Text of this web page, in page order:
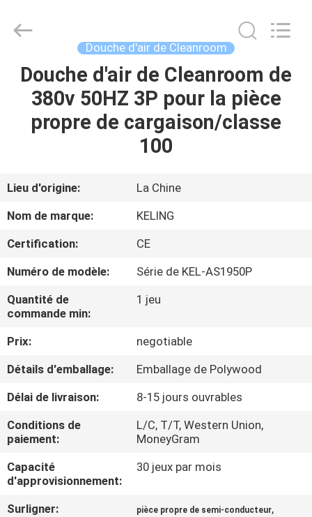
MAISON
À
PROPOS
NOUS
DE
L'USINE
CONTRÔLE
DE
LA
QUALITÉ
Technology
Company.
Reserved.
Douche d'air de Cleanroom
Douche d'air de Cleanroom de
380v 50HZ 3P pour la pièce
propre de cargaison/classe
100
Lieu d'origine:
La Chine
Nom de marque:
KELING
Certification:
CE
Numéro de modèle:
Série de KEL-AS1950P
Quantité de
commande min:
1 jeu
Prix:
negotiable
Détails d'emballage:
Emballage de Polywood
Délai de livraison:
8-15 jours ouvrables
Conditions de
paiement:
L/C, T/T, Western Union,
MoneyGram
Capacité
d'approvisionnement:
30 jeux par mois
Surligner: pièce propre de semi-conducteur,